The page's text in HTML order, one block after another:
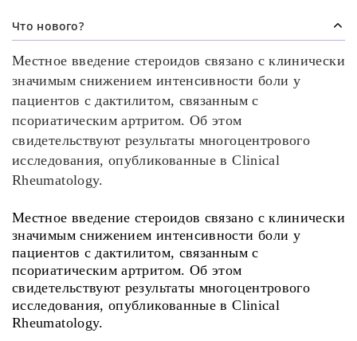
Что нового?
Местное введение стероидов связано с клинически
значимым снижением интенсивности боли у
пациентов с дактилитом, связанным с
псориатическим артритом. Об этом
свидетельствуют результаты многоцентрового
исследования, опубликованные в Clinical
Rheumatology.
Местное введение стероидов связано с клинически
значимым снижением интенсивности боли у
пациентов с дактилитом, связанным с
псориатическим артритом. Об этом
свидетельствуют результаты многоцентрового
исследования, опубликованные в Clinical
Rheumatology.